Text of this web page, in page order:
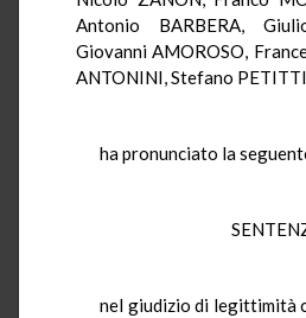
Antonio BARBERA,
Giovanni AMOROSO,
ANTONINI, Stefano
ha pronunciato la
nel giudizio di legittimità